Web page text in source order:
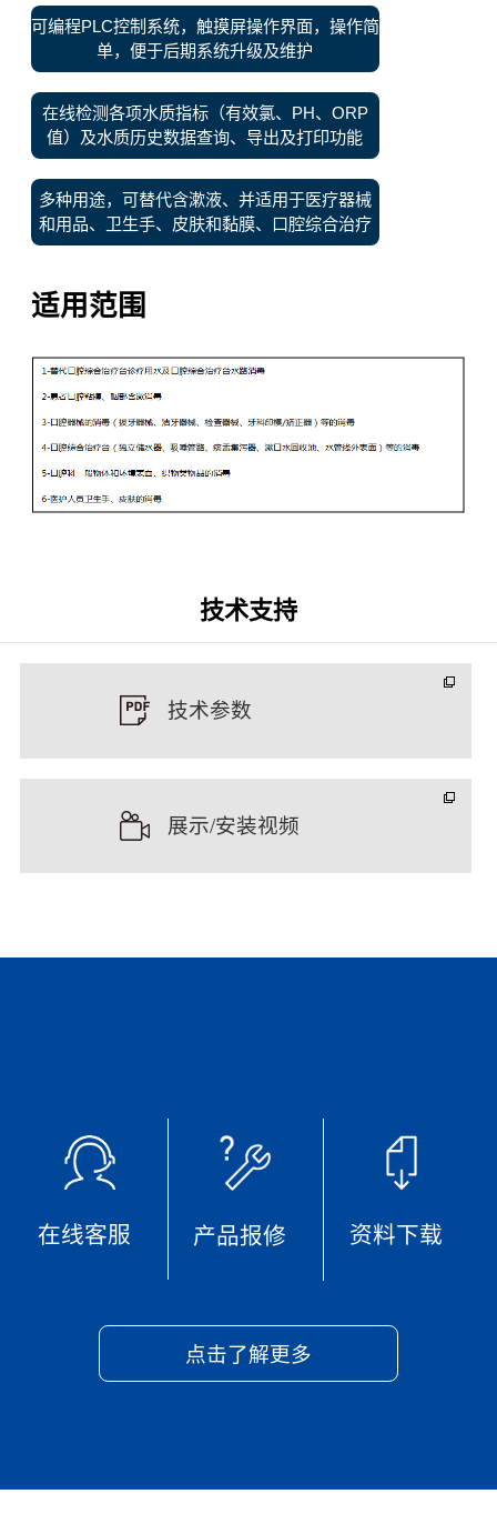
可编程PLC控制系统，触摸屏操作界面，操作简
单，便于后期系统升级及维护
在线检测各项水质指标（有效氯、PH、ORP
值）及水质历史数据查询、导出及打印功能
多种用途，可替代含漱液、并适用于医疗器械
和用品、卫生手、皮肤和黏膜、口腔综合治疗
适用范围
技术支持
技术参数
展示/安装视频
在线客服 产品报修 资料下载
点击了解更多